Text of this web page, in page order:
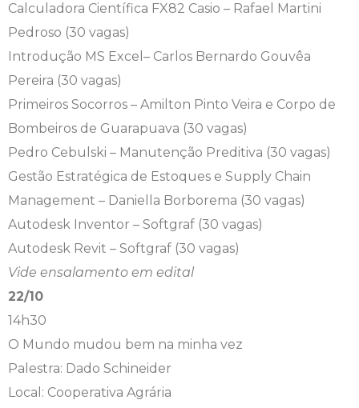
Calculadora Científica FX82 Casio – Rafael Martini
Pedroso (30 vagas)
Introdução MS Excel– Carlos Bernardo Gouvêa
Pereira (30 vagas)
Primeiros Socorros – Amilton Pinto Veira e Corpo de
Bombeiros de Guarapuava (30 vagas)
Pedro Cebulski – Manutenção Preditiva (30 vagas)
Gestão Estratégica de Estoques e Supply Chain
Management – Daniella Borborema (30 vagas)
Autodesk Inventor – Softgraf (30 vagas)
Autodesk Revit – Softgraf (30 vagas)
Vide ensalamento em edital
22/10
14h30
O Mundo mudou bem na minha vez
Palestra: Dado Schineider
Local: Cooperativa Agrária